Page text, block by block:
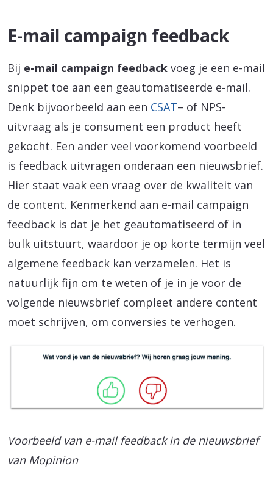
E-mail campaign feedback
Bij e-mail campaign feedback voeg je een e-mail
snippet toe aan een geautomatiseerde e-mail.
Denk bijvoorbeeld aan een CSAT– of NPS-
uitvraag als je consument een product heeft
gekocht. Een ander veel voorkomend voorbeeld
is feedback uitvragen onderaan een nieuwsbrief.
Hier staat vaak een vraag over de kwaliteit van
de content. Kenmerkend aan e-mail campaign
feedback is dat je het geautomatiseerd of in
bulk uitstuurt, waardoor je op korte termijn veel
algemene feedback kan verzamelen. Het is
natuurlijk fijn om te weten of je in je voor de
volgende nieuwsbrief compleet andere content
moet schrijven, om conversies te verhogen.
Voorbeeld van e-mail feedback in de nieuwsbrief
van Mopinion